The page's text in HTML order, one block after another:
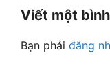
Viết một
Bạn phải đăng